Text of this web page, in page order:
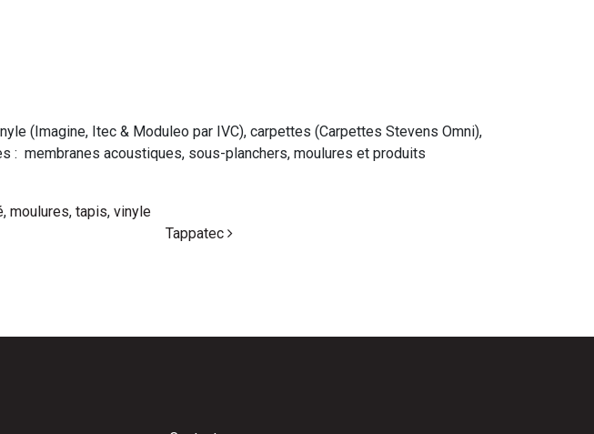
(Imagine, Itec & Moduleo par IVC), carpettes (Carpettes Stevens Omni),
: membranes acoustiques, sous-planchers, moulures et produits
, moulures, tapis, vinyle
Tappatec